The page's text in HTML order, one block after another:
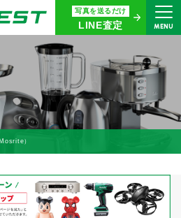
写真を送るだけ
LINE査定 MENU
にお問い合わせ・
ください
用ダイヤル
914-094
18:30(年中無休)
日受付
もすぐにできて便利
査定
）